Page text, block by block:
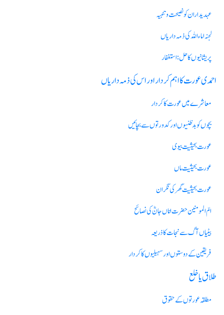
عہدیداران کو نصیحت وتنبیہ
لجنہ اماء اللہ کی ذمہ داریاں
پریشانیوں کا حل :استغفار
احمدی عورت کا اہم کردار اور اس کی ذمہ داریاں
معاشرے میں عورت کا کردار
بچوں کوبد ظنیوں اور کدورتوں سے بچائیں
عورت بحیثیت بیوی
عورت بحیثیت ماں
عورت بحیثیت گھر کی نگران
امّ المومنین حضرت امّاں جانؓ کی نصائح
بیٹیاں آگ سے نجات کا ذریعہ
فریقین کےدوستوں اور سہیلیوں کا کردار
طلاق یا خلع
مطلقہ عورتوں کے حقوق